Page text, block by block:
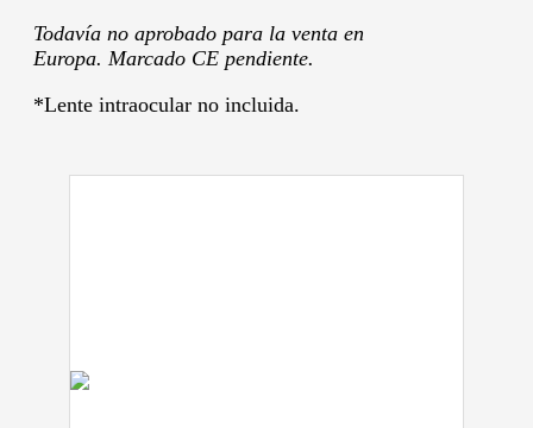
Todavía no aprobado para la venta en
Europa. Marcado CE pendiente.
*Lente intraocular no incluida.